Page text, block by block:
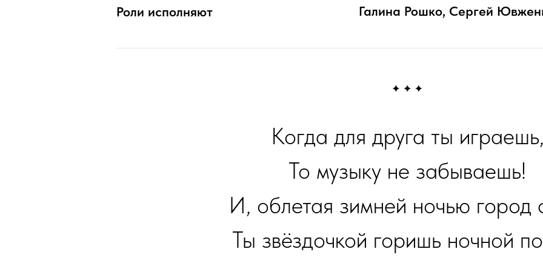
Роли исполняют Галина Рошко, Сергей
Когда для друга ты
То музыку не забываешь!
И, облетая зимней ночью город
Ты звёздочкой горишь ночной